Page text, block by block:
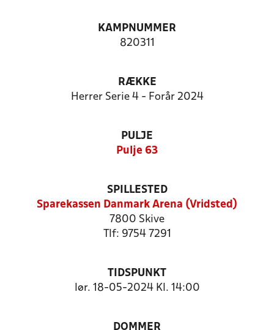
KAMPNUMMER
820311
RÆKKE
Herrer Serie 4 - Forår 2024
PULJE
Pulje 63
SPILLESTED
Sparekassen Danmark Arena (Vridsted)
7800 Skive
Tlf: 9754 7291
TIDSPUNKT
lør. 18-05-2024 Kl. 14:00
DOMMER